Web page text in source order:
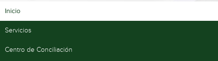
Inicio
Servicios
Centro de Conciliación